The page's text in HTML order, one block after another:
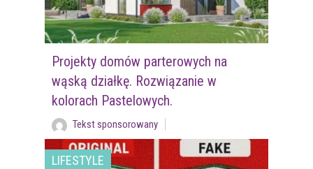
Projekty domów parterowych na
wąską działkę. Rozwiązanie w
kolorach Pastelowych.
Tekst sponsorowany
LIFESTYLE